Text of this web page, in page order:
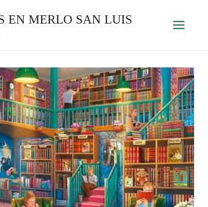
EN MERLO SAN LUIS